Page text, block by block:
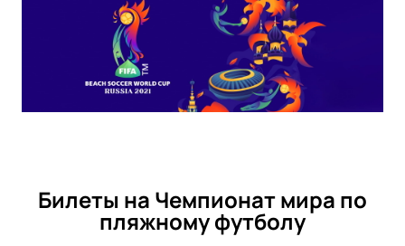
Билеты на Чемпионат мира по
пляжному футболу